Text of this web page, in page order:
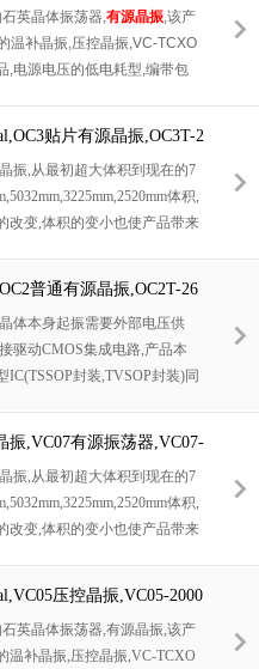
CDA3RX晶振
英晶体振荡器, 有源晶振 ,该产
温补晶振,压控晶振,VC-TCXO
,电源电压的低电耗型,编带包
用到集成电路,程控交换系统,
贴片有源晶振,OC3T-2
晶振
振,从最初超大体积到现在的7
体积,
改变,体积的变小也使产品带来
焊设计,Optionable待机输出三
电压范围:1.8V~5V,高稳定性,
要应用领域:无线通讯,高端智
本WLAN,蓝牙,数码相机,DSL
域,符合RoHS/无铅.
普通有源晶振,OC2T-26
晶振
体本身起振需要外部电压供
驱动CMOS集成电路,产品本
IC(TSSOP封装,TVSOP封装)同
种电压供选1.8V,2.5V,3V3.3V,5
产品需要
振,VC07有源振荡器,VC07-
晶振
振,从最初超大体积到现在的7
体积,
改变,体积的变小也使产品带来
焊设计,Optionable待机输出三
电压范围:1.8V~5V,高稳定性,
要应用领域:无线通讯,高端智
压控晶振,VC05-2000
振
石英晶体振荡器,有源晶振,该产
温补晶振,压控晶振,VC-TCXO